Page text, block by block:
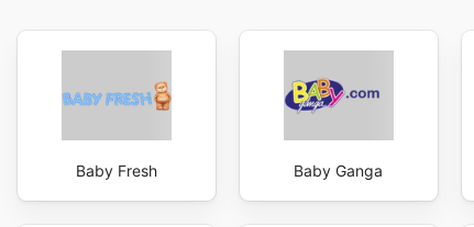
Baby Fresh Baby Ganga